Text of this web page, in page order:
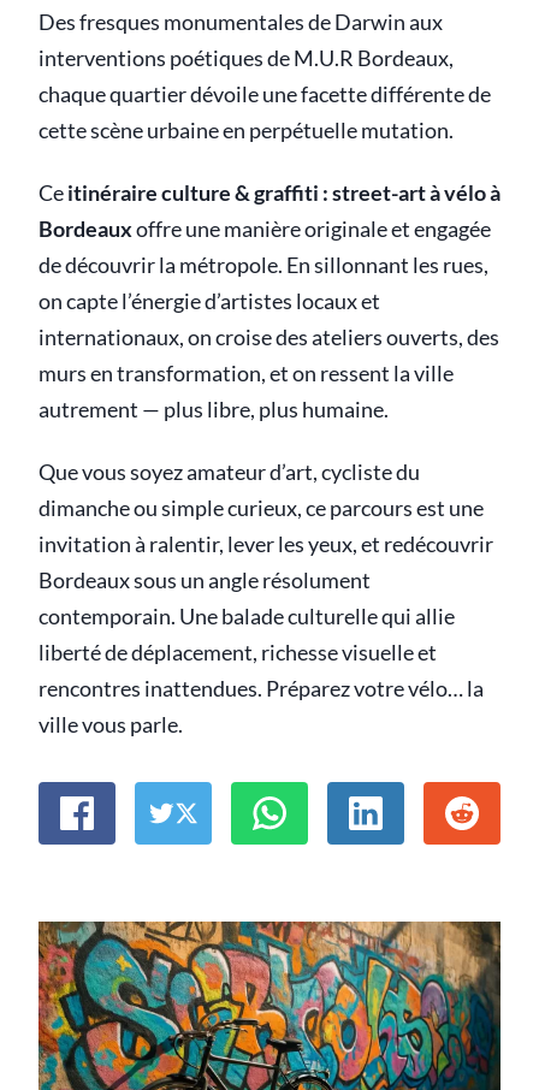
Des fresques monumentales de Darwin aux
interventions poétiques de M.U.R Bordeaux,
chaque quartier dévoile une facette différente de
cette scène urbaine en perpétuelle mutation.
Ceitinéraire culture & graffiti : street-art à vélo à
Bordeauxoffre une manière originale et engagée
de découvrir la métropole. En sillonnant les rues,
on capte l’énergie d’artistes locaux et
internationaux, on croise des ateliers ouverts, des
murs en transformation, et on ressent la ville
autrement — plus libre, plus humaine.
Que vous soyez amateur d’art, cycliste du
dimanche ou simple curieux, ce parcours est une
invitation à ralentir, lever les yeux, et redécouvrir
Bordeaux sous un angle résolument
contemporain. Une balade culturelle qui allie
liberté de déplacement, richesse visuelle et
rencontres inattendues. Préparez votre vélo… la
ville vous parle.